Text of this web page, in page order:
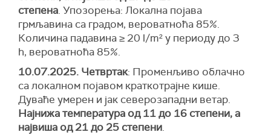
степена. Упозорења: Локална појава
грмљавина са градом, вероватноћа 85%.
Количина падавина ≥ 20 l/m² у периоду до 3
h, вероватноћа 85%.
10.07.2025. Четвртак: Променљиво облачно
са локалном појавом краткотрајне кише.
Дуваће умерен и јак северозападни ветар.
Најнижа температура од 11 до 16 степени, а
највиша од 21 до 25 степени.